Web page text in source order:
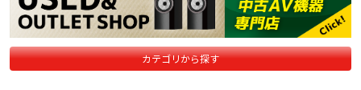
カテゴリから探す